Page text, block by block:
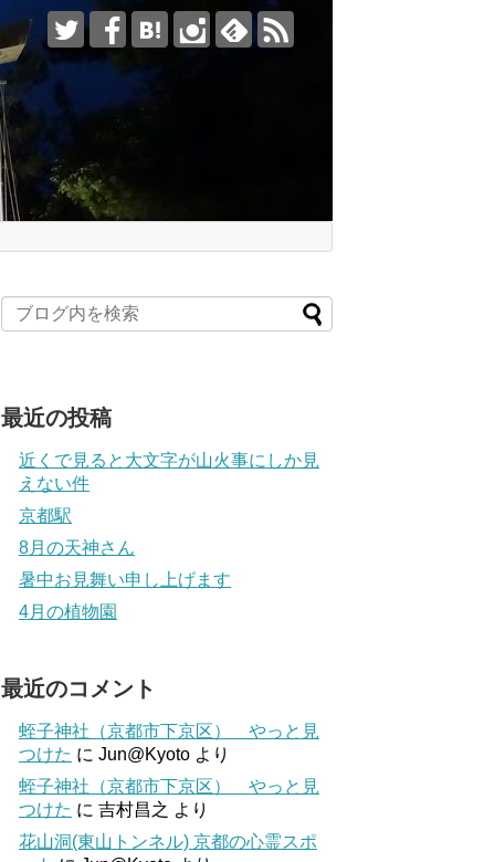
最近の投稿
近くで見ると大文字が山火事にしか見
えない件
京都駅
8月の天神さん
暑中お見舞い申し上げます
4月の植物園
最近のコメント
蛭子神社（京都市下京区） やっと見
つけた に Jun@Kyoto より
蛭子神社（京都市下京区） やっと見
つけた に 吉村昌之 より
花山洞(東山トンネル) 京都の心霊スポ